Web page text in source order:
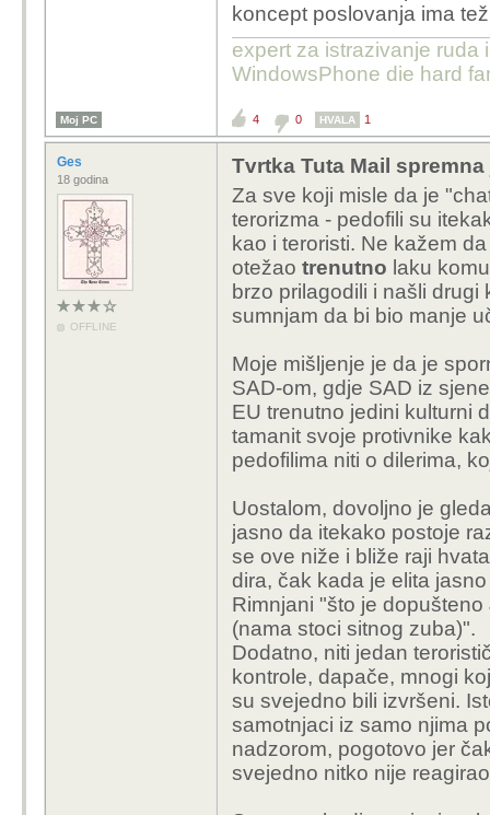
koncept poslovanja ima
expert za istrazivanje ruda
WindowsPhone die hard
Moj PC 4 0 HVALA 1
Ges
18 godina
OFFLINE
Tvrtka Tuta Mail
Za sve koji misle da je
terorizma - pedofili su
kao i teroristi. Ne kažem
otežao trenutno laku
brzo prilagodili i našli
sumnjam da bi bio manje
Moje mišljenje je da je
SAD-om, gdje SAD iz
EU trenutno jedini kulturni
tamanit svoje protivnike
pedofilima niti o dilerima,
Uostalom, dovoljno je
jasno da itekako postoje
se ove niže i bliže raji
dira, čak kada je elita
Rimnjani "što je dopušteno
(nama stoci sitnog zuba)".
Dodatno, niti jedan
kontrole, dapače, mnogi
su svejedno bili izvršeni.
samotnjaci iz samo njima
nadzorom, pogotovo jer
svejedno nitko nije